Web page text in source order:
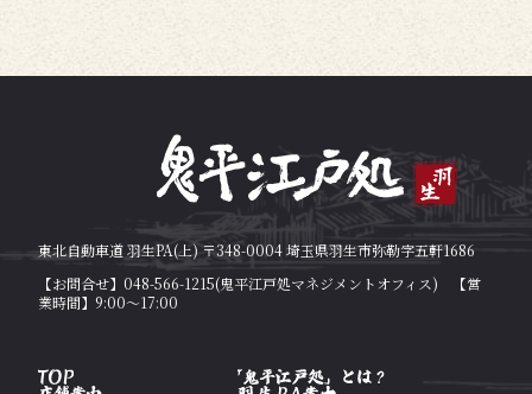
東北自動車道 羽生PA(上) 〒348-0004 埼玉県羽生市弥勒字五軒1686
【お問合せ】048-566-1215(鬼平江戸処マネジメントオフィス) 【営
業時間】9:00～17:00